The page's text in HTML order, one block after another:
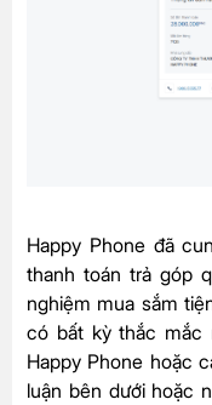
Happy Phone đã
thanh toán trả góp
nghiệm mua sắm
có bất kỳ thắc mắc
Happy Phone hoặc
luận bên dưới hoặc